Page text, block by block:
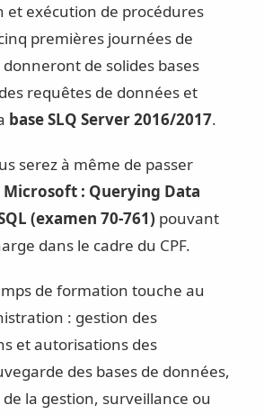
exécution de procédures
premières journées de
de solides bases
requêtes de données et
base SLQ Server 2016/2017.
serez à même de passer
: Querying Data
(examen 70-761) pouvant
dans le cadre du CPF.
de formation touche au
: gestion des
et autorisations des
des bases de données,
la gestion, surveillance ou